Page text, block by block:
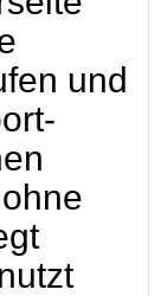
und